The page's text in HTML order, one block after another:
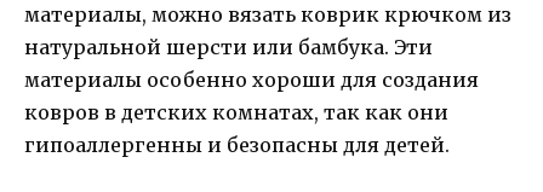
материалы, можно вязать коврик крючком из
натуральной шерсти или бамбука. Эти
материалы особенно хороши для создания
ковров в детских комнатах, так как они
гипоаллергенны и безопасны для детей.